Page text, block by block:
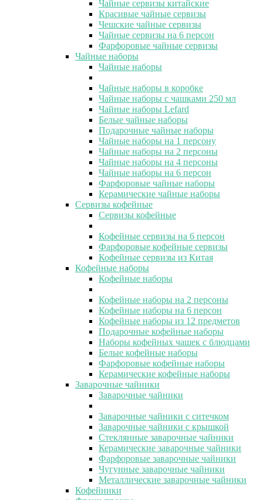
Чайные сервизы китайские
Красивые чайные сервизы
Чешские чайные сервизы
Чайные сервизы на 6 персон
Фарфоровые чайные сервизы
Чайные наборы
Чайные наборы
Чайные наборы в коробке
Чайные наборы с чашками 250 мл
Чайные наборы Lefard
Белые чайные наборы
Подарочные чайные наборы
Чайные наборы на 1 персону
Чайные наборы на 2 персоны
Чайные наборы на 4 персоны
Чайные наборы на 6 персон
Фарфоровые чайные наборы
Керамические чайные наборы
Сервизы кофейные
Сервизы кофейные
Кофейные сервизы на 6 персон
Фарфоровые кофейные сервизы
Кофейные сервизы из Китая
Кофейные наборы
Кофейные наборы
Кофейные наборы на 2 персоны
Кофейные наборы на 6 персон
Кофейные наборы из 12 предметов
Подарочные кофейные наборы
Наборы кофейных чашек с блюдцами
Белые кофейные наборы
Фарфоровые кофейные наборы
Керамические кофейные наборы
Заварочные чайники
Заварочные чайники
Заварочные чайники с ситечком
Заварочные чайники с крышкой
Стеклянные заварочные чайники
Керамические заварочные чайники
Фарфоровые заварочные чайники
Чугунные заварочные чайники
Металлические заварочные чайники
Кофейники